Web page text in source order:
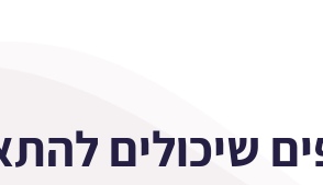
שיכולים